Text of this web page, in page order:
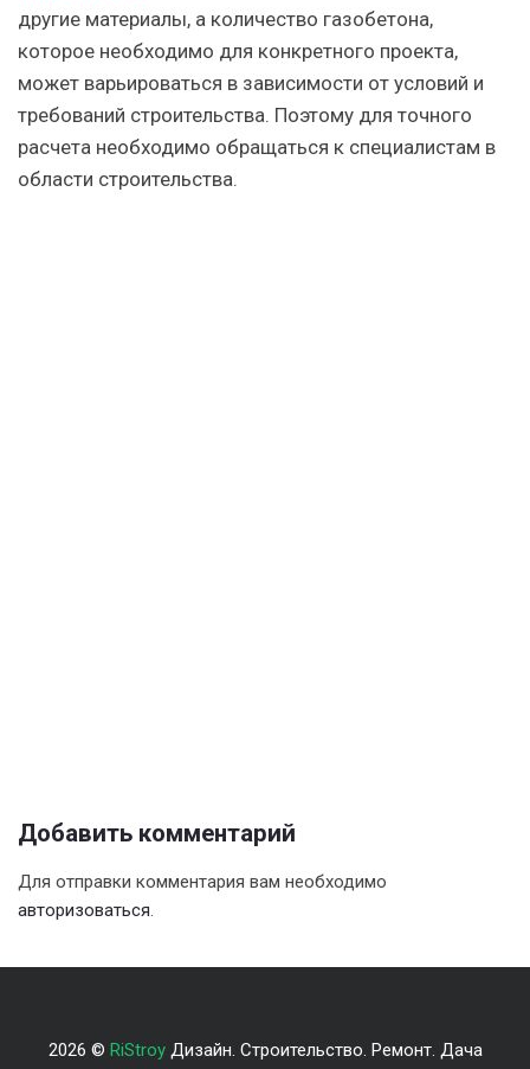
другие материалы, а количество газобетона,
которое необходимо для конкретного проекта,
может варьироваться в зависимости от условий и
требований строительства. Поэтому для точного
расчета необходимо обращаться к специалистам в
области строительства.
Добавить комментарий
Для отправки комментария вам необходимо
авторизоваться
2026 © RiStroyДизайн. Строительство. Ремонт. Дача